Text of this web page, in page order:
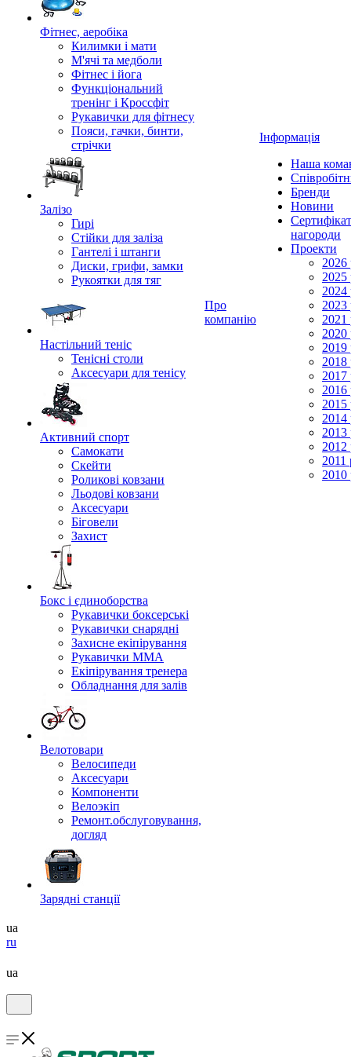
Фітнес, аеробіка
Килимки і мати
М'ячі та медболи
Фітнес і йога
Функціональний
тренінг і Кроссфіт
Рукавички для фітнесу
Пояси, гачки, бинти,
стрічки
Залізо
Гирі
Стійки для заліза
Гантелі і штанги
Диски, грифи, замки
Рукоятки для тяг
Настільний теніс
Тенісні столи
Аксесуари для тенісу
Активний спорт
Самокати
Скейти
Роликові ковзани
Льодові ковзани
Аксесуари
Біговели
Захист
Бокс і єдиноборства
Рукавички боксерські
Рукавички снарядні
Захисне екіпірування
Рукавички ММА
Екіпірування тренера
Обладнання для залів
Велотовари
Велосипеди
Аксесуари
Компоненти
Велоэкіп
Ремонт.обслуговування,
догляд
Зарядні станції
Про
компанію
Інформація
Наша
Бренди
Новини
нагороди
Проекти
2026
2025
2024
2023
2021
2020
2019
2018
2017
2016
2015
2014
2013
2012
2011
2010
ua
ru
ua